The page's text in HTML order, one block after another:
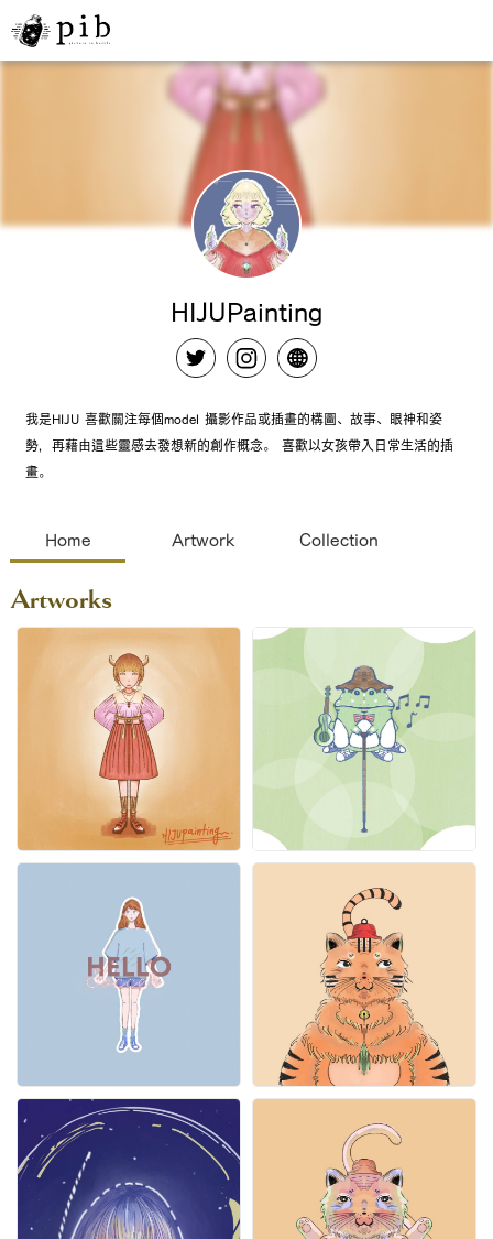
HIJUPainting
我是HIJU 喜歡關注每個model 攝影作品或插畫的構圖、故事、眼神和姿
勢，再藉由這些靈感去發想新的創作概念。 喜歡以女孩帶入日常生活的插
畫。
Home Artwork Collection
Artworks